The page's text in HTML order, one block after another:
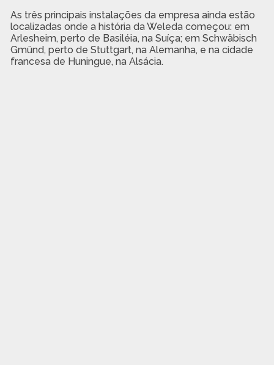
As três principais instalações da empresa ainda estão
localizadas onde a história da Weleda começou: em
Arlesheim, perto de Basiléia, na Suíça; em Schwäbisch
Gmünd, perto de Stuttgart, na Alemanha, e na cidade
francesa de Huningue, na Alsácia.